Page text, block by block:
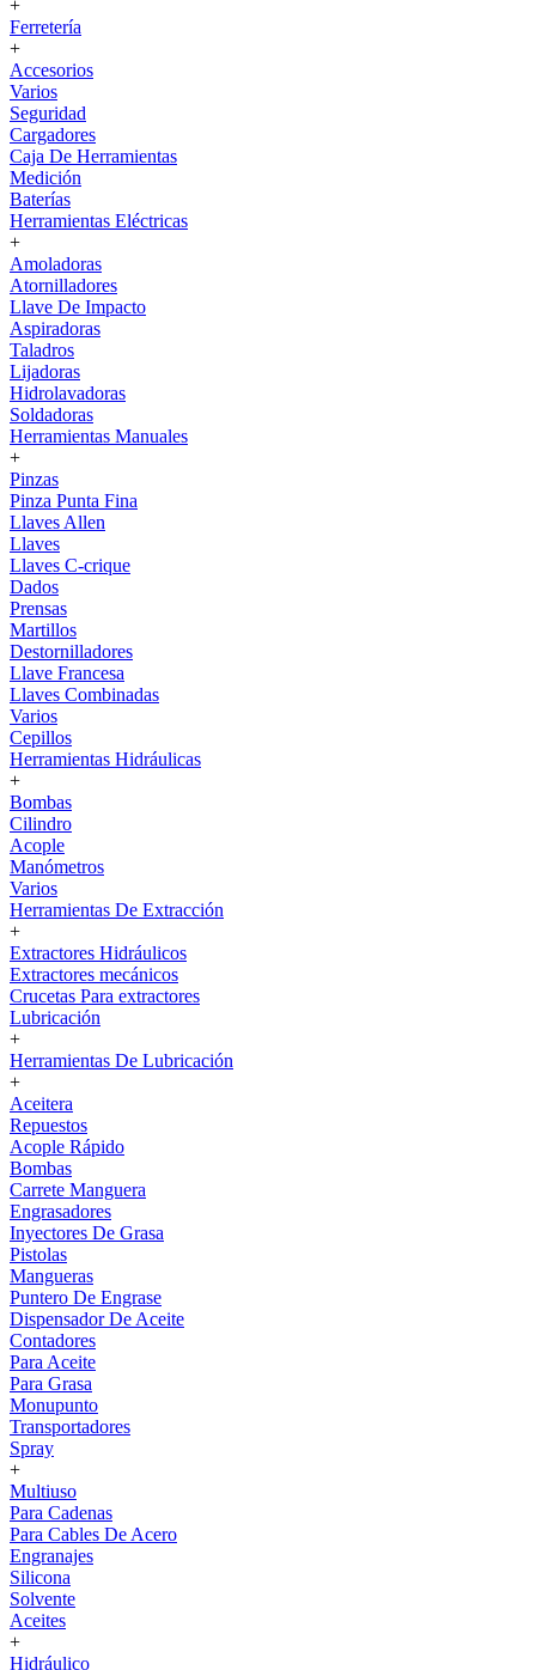
+
Ferretería
+
Accesorios
Varios
Seguridad
Cargadores
Caja De Herramientas
Medición
Baterías
Herramientas Eléctricas
+
Amoladoras
Atornilladores
Llave De Impacto
Aspiradoras
Taladros
Lijadoras
Hidrolavadoras
Soldadoras
Herramientas Manuales
+
Pinzas
Pinza Punta Fina
Llaves Allen
Llaves
Llaves C-crique
Dados
Prensas
Martillos
Destornilladores
Llave Francesa
Llaves Combinadas
Varios
Cepillos
Herramientas Hidráulicas
+
Bombas
Cilindro
Acople
Manómetros
Varios
Herramientas De Extracción
+
Extractores Hidráulicos
Extractores mecánicos
Crucetas Para extractores
Lubricación
+
Herramientas De Lubricación
+
Aceitera
Repuestos
Acople Rápido
Bombas
Carrete Manguera
Engrasadores
Inyectores De Grasa
Pistolas
Mangueras
Puntero De Engrase
Dispensador De Aceite
Contadores
Para Aceite
Para Grasa
Monupunto
Transportadores
Spray
+
Multiuso
Para Cadenas
Para Cables De Acero
Engranajes
Silicona
Solvente
Aceites
+
Hidráulico